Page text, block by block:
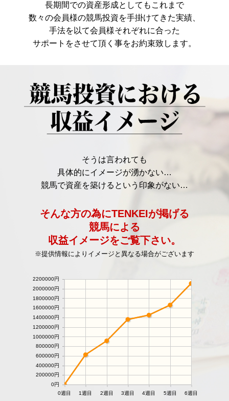
長期間での資産形成としてもこれまで
数々の会員様の競馬投資を手掛けてきた実績、
手法を以て会員様それぞれに合った
サポートをさせて頂く事をお約束致します。
そうは言われても
具体的にイメージが湧かない…
競馬で資産を築けるという印象がない…
そんな方の為にTENKEIが掲げる
競馬による
収益イメージをご覧下さい。
※提供情報によりイメージと異なる場合がございます
0週目 1週目 2週目 3週目 4週目 5週目 6週目
0円
200000円
400000円
600000円
800000円
1000000円
1200000円
1400000円
1600000円
1800000円
2000000円
2200000円